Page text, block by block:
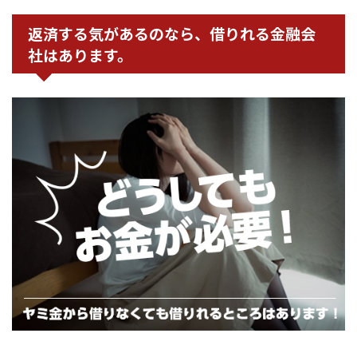
返済する気があるのなら、借りれる金融会
社はあります。